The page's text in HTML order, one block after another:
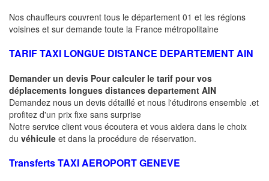
Nos chauffeurs couvrent tous le département 01 et les régions
voisines et sur demande toute la France métropolitaine
TARIF TAXI LONGUE DISTANCE DEPARTEMENT AIN
Demander un devis Pour calculer le tarif pour vos
déplacements longues distances departement AIN
Demandez nous un devis détaillé et nous l'étudirons ensemble .et
profitez d'un prix fixe sans surprise
Notre service client vous écoutera et vous aidera dans le choix
du véhicule et dans la procédure de réservation.
TransfertsTAXI AEROPORT GENEVE